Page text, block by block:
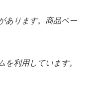
あります。商品ペー
利用しています。